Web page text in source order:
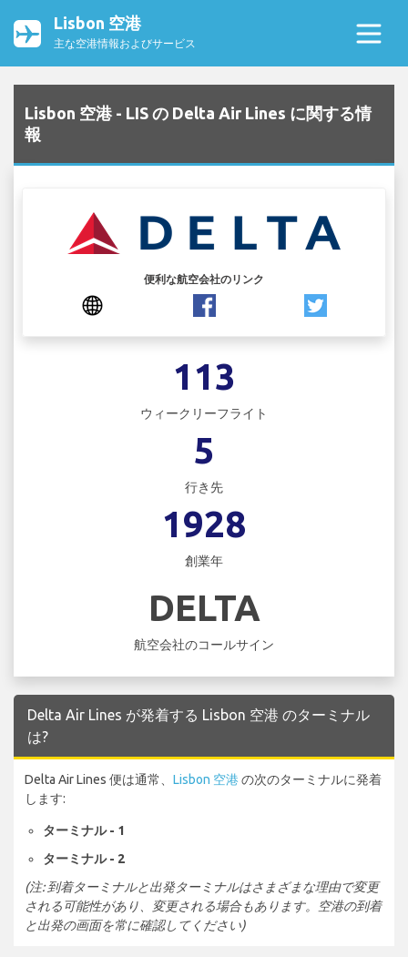
Lisbon 空港
主な空港情報およびサービス
Lisbon 空港 - LIS の Delta Air Lines に関する情
報
便利な航空会社のリンク
113
ウィークリーフライト
5
行き先
1928
創業年
DELTA
航空会社のコールサイン
Delta Air Lines が発着する Lisbon 空港 のターミナル
は?
Delta Air Lines 便は通常、 Lisbon 空港の次のターミナルに発着
します:
ターミナル - 1
ターミナル - 2
(注: 到着ターミナルと出発ターミナルはさまざまな理由で変更
される可能性があり、変更される場合もあります。空港の到着
と出発の画面を常に確認してください)